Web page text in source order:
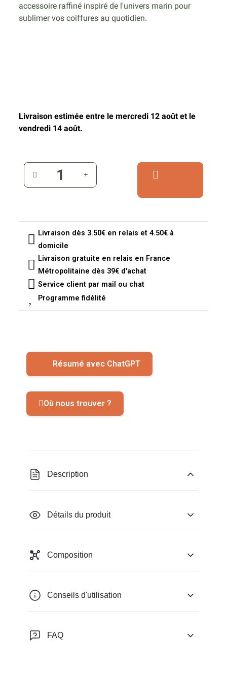
accessoire raffiné inspiré de l'univers marin pour
sublimer vos coiffures au quotidien.
Livraison estimée entre le mercredi 12 août et le
vendredi 14 août.
Livraison dès 3.50€ en relais et 4.50€ à
domicile
Livraison gratuite en relais en France
Métropolitaine dès 39€ d'achat
Service client par mail ou chat
Programme fidélité
Résumé avec ChatGPT
Où nous trouver ?
Description
Détails du produit
Composition
Conseils d'utilisation
FAQ